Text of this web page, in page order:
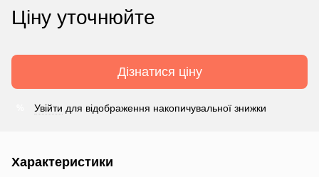
Ціну уточнюйте
Дізнатися ціну
Увійти для відображення накопичувальної знижки
Характеристики